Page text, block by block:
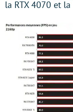
la RTX 4070 et la